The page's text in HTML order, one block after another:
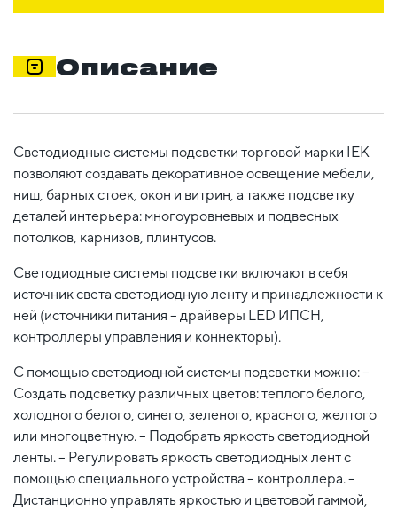
Описание
Светодиодные системы подсветки торговой марки IEK
позволяют создавать декоративное освещение мебели,
ниш, барных стоек, окон и витрин, а также подсветку
деталей интерьера: многоуровневых и подвесных
потолков, карнизов, плинтусов.
Светодиодные системы подсветки включают в себя
источник света светодиодную ленту и принадлежности к
ней (источники питания – драйверы LED ИПСН,
контроллеры управления и коннекторы).
С помощью светодиодной системы подсветки можно: –
Создать подсветку различных цветов: теплого белого,
холодного белого, синего, зеленого, красного, желтого
или многоцветную. – Подобрать яркость светодиодной
ленты. – Регулировать яркость светодиодных лент с
помощью специального устройства – контроллера. –
Дистанционно управлять яркостью и цветовой гаммой,